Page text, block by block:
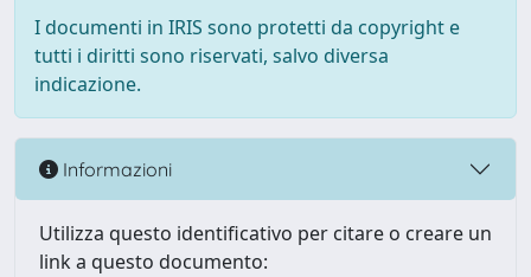
I documenti in IRIS sono protetti da copyright e
tutti i diritti sono riservati, salvo diversa
indicazione.
Informazioni
Utilizza questo identificativo per citare o creare un
link a questo documento: